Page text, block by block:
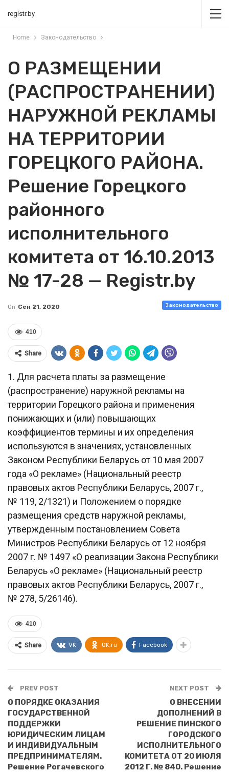
registr.by
Home Законодательство
О РАЗМЕЩЕНИИ
(РАСПРОСТРАНЕНИИ)
НАРУЖНОЙ РЕКЛАМЫ
НА ТЕРРИТОРИИ
ГОРЕЦКОГО РАЙОНА.
Решение Горецкого
районного
исполнительного
комитета от 16.10.2013
№ 17-28 — Registr.by
Законодательство
On Сен 21, 2020
410
Share
1. Для расчета платы за размещение
(распространение) наружной рекламы на
территории Горецкого района и применения
понижающих и (или) повышающих
коэффициентов термины и их определения
используются в значениях, установленных
Законом Республики Беларусь от 10 мая 2007
года «О рекламе» (Национальный реестр
правовых актов Республики Беларусь, 2007 г.,
№ 119, 2/1321) и Положением о порядке
размещения средств наружной рекламы,
утвержденным постановлением Совета
Министров Республики Беларусь от 12 ноября
2007 г. № 1497 «О реализации Закона Республики
Беларусь «О рекламе» (Национальный реестр
правовых актов Республики Беларусь, 2007 г.,
№ 278, 5/26146).
410
Share VK OK.ru Facebook
PREV POST
О ПОРЯДКЕ ОКАЗАНИЯ
ГОСУДАРСТВЕННОЙ
ПОДДЕРЖКИ
ЮРИДИЧЕСКИМ ЛИЦАМ
И ИНДИВИДУАЛЬНЫМ
ПРЕДПРИНИМАТЕЛЯМ.
Решение Рогачевского
NEXT POST
О ВНЕСЕНИИ
ДОПОЛНЕНИЙ В
РЕШЕНИЕ ПИНСКОГО
ГОРОДСКОГО
ИСПОЛНИТЕЛЬНОГО
КОМИТЕТА ОТ 20 ИЮЛЯ
2012 Г. № 840. Решение